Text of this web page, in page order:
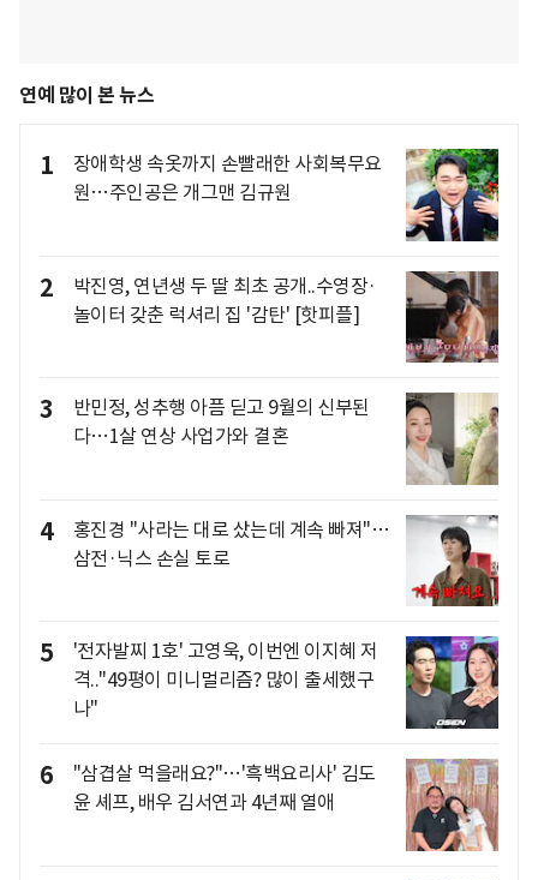
연예 많이 본 뉴스
1
장애학생 속옷까지 손빨래한 사회복무요
원…주인공은 개그맨 김규원
2
박진영, 연년생 두 딸 최초 공개..수영장·
놀이터 갖춘 럭셔리 집 '감탄' [핫피플]
3
반민정, 성추행 아픔 딛고 9월의 신부된
다…1살 연상 사업가와 결혼
4
홍진경 "사라는 대로 샀는데 계속 빠져"…
삼전·닉스 손실 토로
5
'전자발찌 1호' 고영욱, 이번엔 이지혜 저
격.."49평이 미니멀리즘? 많이 출세했구
나"
6
"삼겹살 먹을래요?"…'흑백요리사' 김도
윤 셰프, 배우 김서연과 4년째 열애